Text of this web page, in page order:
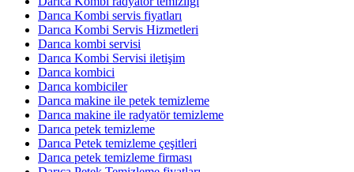
Darıca Kombi servis fiyatları
Darıca Kombi Servis Hizmetleri
Darıca kombi servisi
Darıca Kombi Servisi iletişim
Darıca kombici
Darıca kombiciler
Darıca makine ile petek temizleme
Darıca makine ile radyatör temizleme
Darıca petek temizleme
Darıca Petek temizleme çeşitleri
Darıca petek temizleme firması